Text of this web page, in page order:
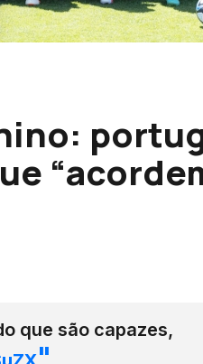
que são capazes,